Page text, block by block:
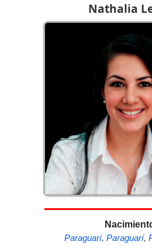
Nathalia
Paraguarí, Paraguarí,